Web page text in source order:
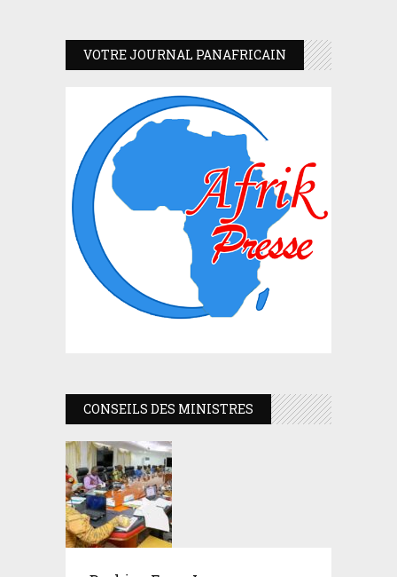
VOTRE JOURNAL PANAFRICAIN
CONSEILS DES MINISTRES